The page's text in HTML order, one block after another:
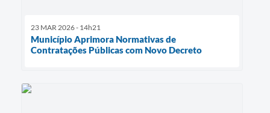
23 MAR 2026 - 14h21
Município Aprimora Normativas de
Contratações Públicas com Novo Decreto